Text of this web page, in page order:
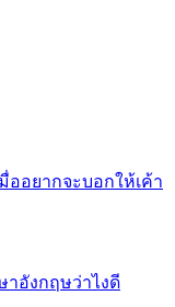
ออยากจะบอกให้เค้า
าอังกฤษว่าไงดี